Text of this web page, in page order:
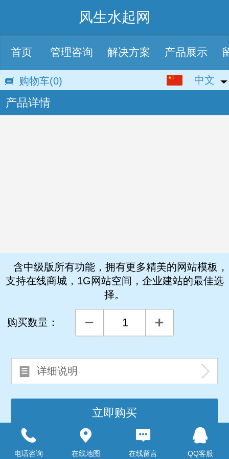
风生水起网
首页 管理咨询 解决方案 产品展示
购物车(0) 中文
中文
产品详情
含中级版所有功能，拥有更多精美的网站模板，
支持在线商城，1G网站空间，企业建站的最佳选
择。
购买数量：
详细说明
Top
电话咨询 在线地图 在线留言 QQ客服